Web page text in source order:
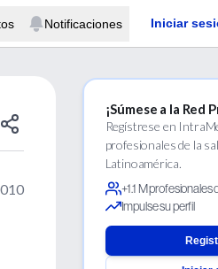
Notificaciones Iniciar
¡Súmese a la Red
Regístrese en
profesionales de la
Latinoamérica.
+1.1 M profesionales
Impulse su perfil